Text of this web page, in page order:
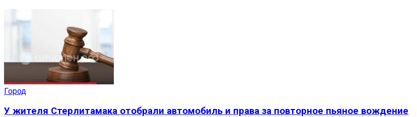
Город
У жителя Стерлитамака отобрали автомобиль и права за повторное пьяное вождение